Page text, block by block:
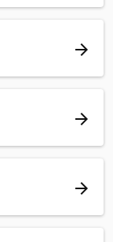
arrow_forward
arrow_forward
arrow_forward